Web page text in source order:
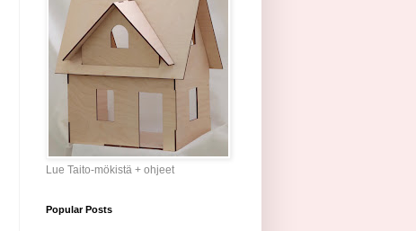
Lue Taito-mökistä + ohjeet
Popular Posts